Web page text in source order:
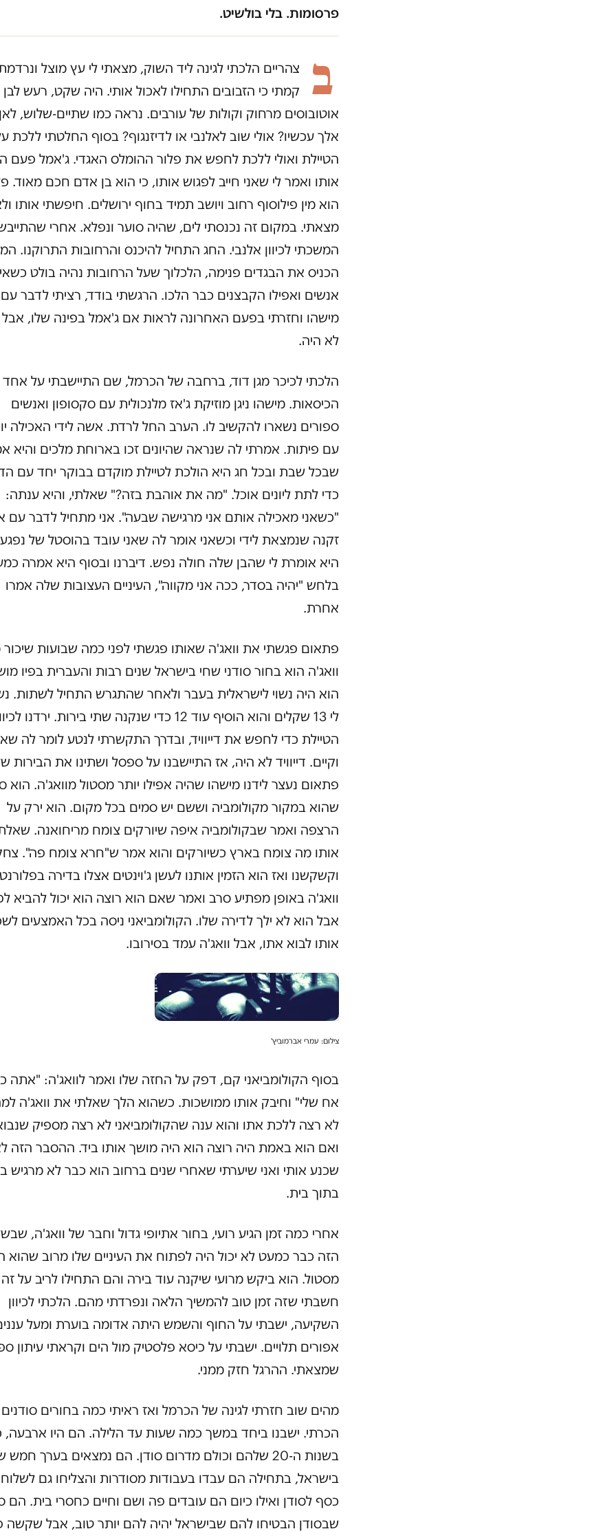
פרסומות. בלי בולשיט.
ב
צהריים הלכתי לגינה ליד השוק, מצאתי לי עץ מוצל
קמתי כי הזבובים התחילו לאכול אותי. היה שקט, רעש
אוטובוסים מרחוק וקולות של עורבים. נראה כמו שתיים-שלוש,
אלך עכשיו? אולי שוב לאלנבי או לדיזנגוף? בסוף החלטתי ללכת
הטיילת ואולי ללכת לחפש את פלור ההומלס האגדי. ג'אמל פעם
אותו ואמר לי שאני חייב לפגוש אותו, כי הוא בן אדם חכם מאוד.
הוא מין פילוסוף רחוב ויושב תמיד בחוף ירושלים. חיפשתי אותו
מצאתי. במקום זה נכנסתי לים, שהיה סוער ונפלא. אחרי
המשכתי לכיוון אלנבי. החג התחיל להיכנס והרחובות התרוקנו.
הכניס את הבגדים פנימה, הלכלוך שעל הרחובות נהיה בולט
אנשים ואפילו הקבצנים כבר הלכו. הרגשתי בודד, רציתי לדבר עם
מישהו וחזרתי בפעם האחרונה לראות אם ג'אמל בפינה שלו,
לא היה.
הלכתי לכיכר מגן דוד, ברחבה של הכרמל, שם התיישבתי על אחד
הכיסאות. מישהו ניגן מוזיקת ג'אז מלנכולית עם סקסופון ואנשים
ספורים נשארו להקשיב לו. הערב החל לרדת. אשה לידי האכילה
עם פיתות. אמרתי לה שנראה שהיונים זכו בארוחת מלכים והיא
שבכל שבת ובכל חג היא הולכת לטיילת מוקדם בבוקר יחד עם
כדי לתת ליונים אוכל. "מה את אוהבת בזה?" שאלתי, והיא ענתה:
"כשאני מאכילה אותם אני מרגישה שבעה". אני מתחיל לדבר עם
זקנה שנמצאת לידי וכשאני אומר לה שאני עובד בהוסטל של
היא אומרת לי שהבן שלה חולה נפש. דיברנו ובסוף היא אמרה
בלחש "יהיה בסדר, ככה אני מקווה", העיניים העצובות שלה אמרו
אחרת.
פתאום פגשתי את וואג'ה שאותו פגשתי לפני כמה שבועות שיכור
וואג'ה הוא בחור סודני שחי בישראל שנים רבות והעברית בפיו
הוא היה נשוי לישראלית בעבר ולאחר שהתגרש התחיל לשתות.
לי 13 שקלים והוא הוסיף עוד 12 כדי שנקנה שתי בירות. ירדנו
הטיילת כדי לחפש את דייוויד, ובדרך התקשרתי לנטע לומר לה
וקיים. דייוויד לא היה, אז התיישבנו על ספסל ושתינו את הבירות
פתאום נעצר לידנו מישהו שהיה אפילו יותר מסטול מוואג'ה. הוא
שהוא במקור מקולומביה וששם יש סמים בכל מקום. הוא ירק על
הרצפה ואמר שבקולומביה איפה שיורקים צומח מריחואנה.
אותו מה צומח בארץ כשיורקים והוא אמר ש"חרא צומח פה".
וקשקשנו ואז הוא הזמין אותנו לעשן ג'וינטים אצלו בדירה
וואג'ה באופן מפתיע סרב ואמר שאם הוא רוצה הוא יכול להביא
אבל הוא לא ילך לדירה שלו. הקולומביאני ניסה בכל האמצעים
אותו לבוא אתו, אבל וואג'ה עמד בסירובו.
צילום: עמרי אברמוביץ'
בסוף הקולומביאני קם, דפק על החזה שלו ואמר לוואג'ה: "אתה
אח שלי" וחיבק אותו ממושכות. כשהוא הלך שאלתי את וואג'ה
לא רצה ללכת אתו והוא ענה שהקולומביאני לא רצה מספיק
ואם הוא באמת היה רוצה הוא היה מושך אותו ביד. ההסבר הזה
שכנע אותי ואני שיערתי שאחרי שנים ברחוב הוא כבר לא מרגיש
בתוך בית.
אחרי כמה זמן הגיע רועי, בחור אתיופי גדול וחבר של וואג'ה,
הזה כבר כמעט לא יכול היה לפתוח את העיניים שלו מרוב שהוא
מסטול. הוא ביקש מרועי שיקנה עוד בירה והם התחילו לריב על זה
חשבתי שזה זמן טוב להמשיך הלאה ונפרדתי מהם. הלכתי לכיוון
השקיעה, ישבתי על החוף והשמש היתה אדומה בוערת ומעל
אפורים תלויים. ישבתי על כיסא פלסטיק מול הים וקראתי עיתון
שמצאתי. ההרגל חזק ממני.
מהים שוב חזרתי לגינה של הכרמל ואז ראיתי כמה בחורים
הכרתי. ישבנו ביחד במשך כמה שעות עד הלילה. הם היו ארבעה,
בשנות ה-20 שלהם וכולם מדרום סודן. הם נמצאים בערך חמש
בישראל, בתחילה הם עבדו בעבודות מסודרות והצליחו גם
כסף לסודן ואילו כיום הם עובדים פה ושם וחיים כחסרי בית. הם
שבסודן הבטיחו להם שבישראל יהיה להם יותר טוב, אבל שקשה